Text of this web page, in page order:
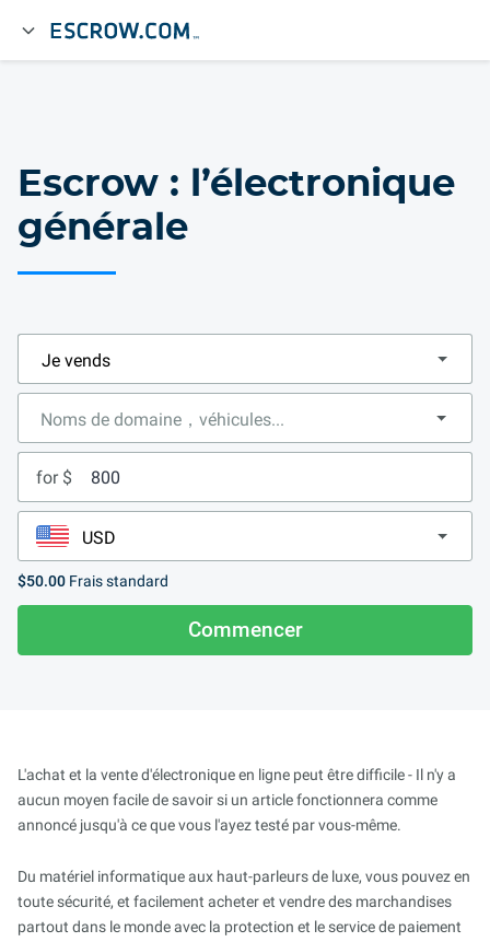
Escrow : l’électronique
générale
for $
$50.00 Frais standard
Commencer
L'achat et la vente d'électronique en ligne peut être difficile - Il n'y a
aucun moyen facile de savoir si un article fonctionnera comme
annoncé jusqu'à ce que vous l'ayez testé par vous-même.
Du matériel informatique aux haut-parleurs de luxe, vous pouvez en
toute sécurité, et facilement acheter et vendre des marchandises
partout dans le monde avec la protection et le service de paiement